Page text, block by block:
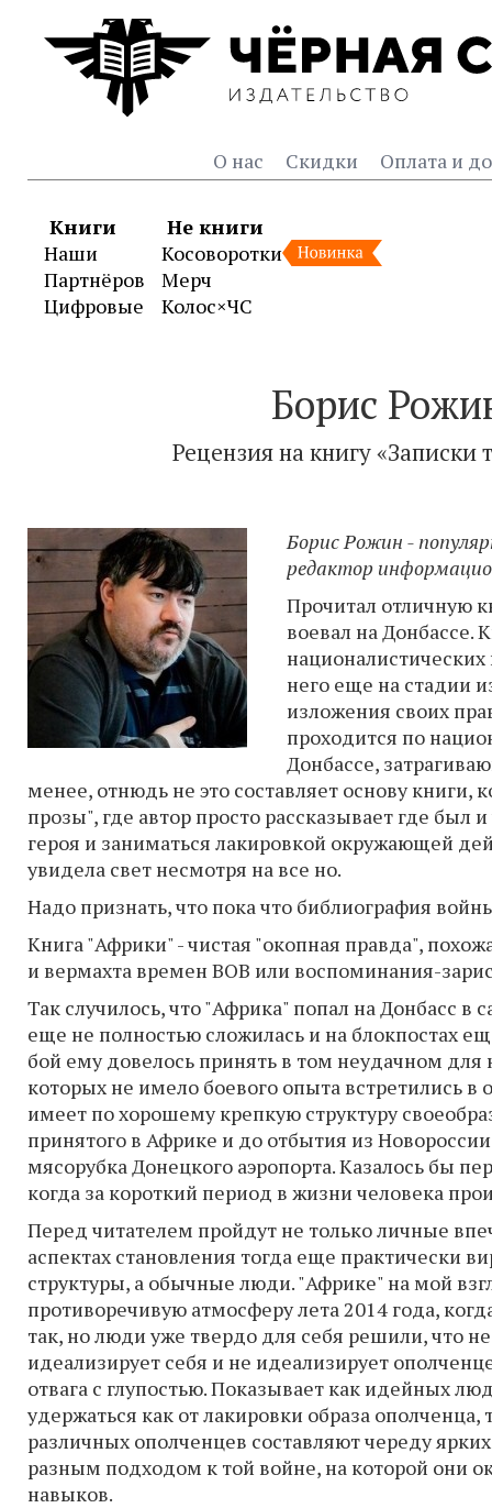
О нас Скидки Оплата и
Книги
Наши
Партнёров
Цифровые
Не книги
Косоворотки
Мерч
Колос×ЧС
Борис
Рецензия на книгу «Записки
Борис Рожин -
редактор
Прочитал отличную
воевал на Донбассе.
националистических
него еще на стадии
изложения своих
проходится по
Донбассе,
менее, отнюдь не это составляет основу книги,
прозы", где автор просто рассказывает где
героя и заниматься лакировкой окружающей
увидела свет несмотря на все но.
Надо признать, что пока что библиография
Книга "Африки" - чистая "окопная правда",
и вермахта времен ВОВ или воспоминания-
Так случилось, что "Африка" попал на Донбасс
еще не полностью сложилась и на блокпостах
бой ему довелось принять в том неудачном
которых не имело боевого опыта встретились
имеет по хорошему крепкую структуру
принятого в Африке и до отбытия из
мясорубка Донецкого аэропорта. Казалось бы
когда за короткий период в жизни человека
Перед читателем пройдут не только личные
аспектах становления тогда еще практически
структуры, а обычные люди. "Африке" на мой
противоречивую атмосферу лета 2014 года,
так, но люди уже твердо для себя решили, что
идеализирует себя и не идеализирует
отвага с глупостью. Показывает как идейных
удержаться как от лакировки образа
различных ополченцев составляют череду
разным подходом к той войне, на которой они
навыков.